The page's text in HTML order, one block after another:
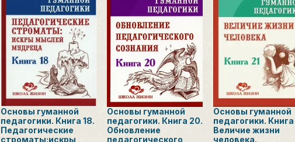
Основы гуманной
педагогики. Книга 18.
Педагогические
строматы:искры
Основы гуманной
педагогики. Книга 20.
Обновление
педагогического
Основы гуманной
педагогики. Книга
Величие жизни
человека.